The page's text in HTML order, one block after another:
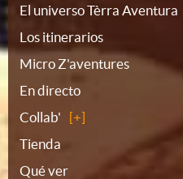
del
sitio
El universo Tèrra Aventura
Los itinerarios
Micro Z'aventures
En directo
Collab'
Tienda
Qué ver